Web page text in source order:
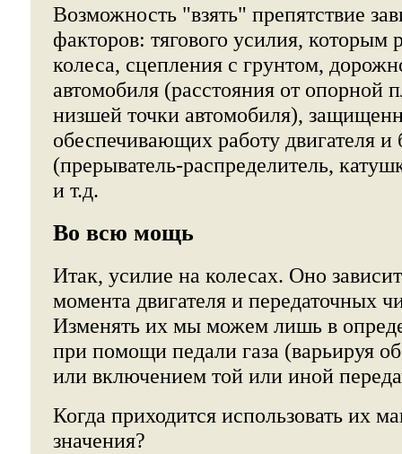
Возможность "взять" препятствие
факторов: тягового усилия, которым
колеса, сцепления с грунтом,
автомобиля (расстояния от опорной
низшей точки автомобиля),
обеспечивающих работу двигателя
(прерыватель-распределитель,
и т.д.
Во всю мощь
Итак, усилие на колесах. Оно
момента двигателя и передаточных
Изменять их мы можем лишь в
при помощи педали газа (варьируя
или включением той или иной
Когда приходится использовать их
значения?